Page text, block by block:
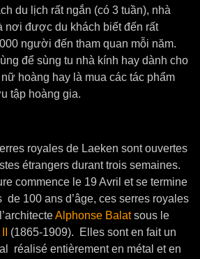
du lịch rất ngắn (có 3 tuần), nhà
nơi được du khách biết đến rất
người đến tham quan mỗi năm.
để sùng tu nhà kính hay dành cho
hoàng hay là mua các tác phẩm
tập hoàng gia.
royales de Laeken sont ouvertes
étrangers durant trois semaines.
commence le 19 Avril et se termine
de 100 ans d’âge, ces serres royales
Alphonse Balatsous le
(1865-1909). Elles sont en fait un
réalisé entièrement en métal et en